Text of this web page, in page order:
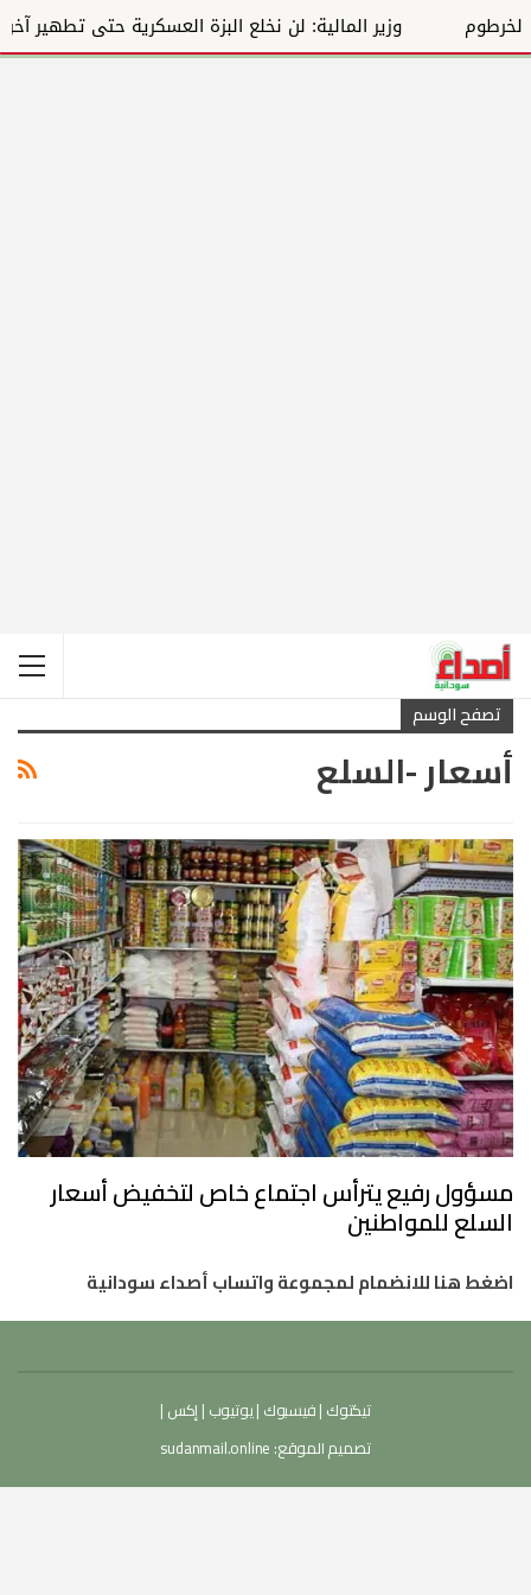
تصفح الوسم
أسعار -السلع
مسؤول رفيع يترأس اجتماع خاص لتخفيض أسعار
السلع للمواطنين
اضغط هنا للانضمام لمجموعة واتساب أصداء سودانية
تيكتوك |فيسبوك |يوتيوب | إكس |
تصميم الموقع: sudanmail.online